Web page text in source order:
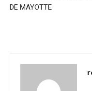
DE MAYOTTE